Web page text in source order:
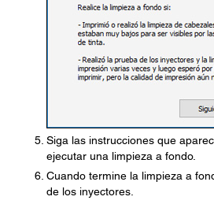
Siga las instrucciones que
ejecutar una limpieza a fondo.
Cuando termine la limpieza a
de los inyectores.